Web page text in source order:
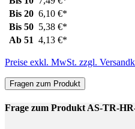
Bis 20 6,10 €*
Bis 50 5,38 €*
Ab 51 4,13 €*
Preise exkl. MwSt. zzgl.
Fragen zum Produkt
Frage zum Produkt AS-TR-